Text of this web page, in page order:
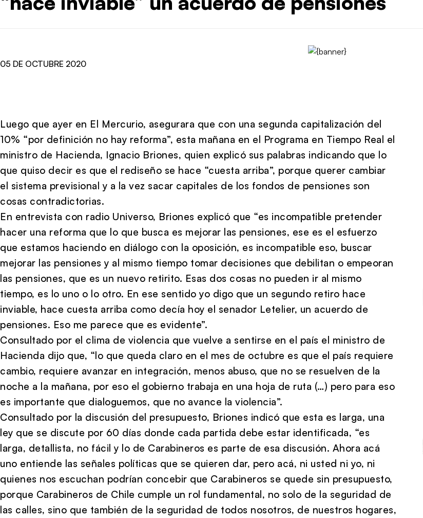
05 DE OCTUBRE 2020
Luego que ayer en El Mercurio, asegurara que con una segunda capitalización del
10% “por definición no hay reforma”, esta mañana en el Programa en Tiempo Real el
ministro de Hacienda, Ignacio Briones, quien explicó sus palabras indicando que lo
que quiso decir es que el rediseño se hace “cuesta arriba”, porque querer cambiar
el sistema previsional y a la vez sacar capitales de los fondos de pensiones son
cosas contradictorias.
En entrevista con radio Universo, Briones explicó que “es incompatible pretender
hacer una reforma que lo que busca es mejorar las pensiones, ese es el esfuerzo
que estamos haciendo en diálogo con la oposición, es incompatible eso, buscar
mejorar las pensiones y al mismo tiempo tomar decisiones que debilitan o empeoran
las pensiones, que es un nuevo retirito. Esas dos cosas no pueden ir al mismo
tiempo, es lo uno o lo otro. En ese sentido yo digo que un segundo retiro hace
inviable, hace cuesta arriba como decía hoy el senador Letelier, un acuerdo de
pensiones. Eso me parece que es evidente”.
Consultado por el clima de violencia que vuelve a sentirse en el país el ministro de
Hacienda dijo que, “lo que queda claro en el mes de octubre es que el país requiere
cambio, requiere avanzar en integración, menos abuso, que no se resuelven de la
noche a la mañana, por eso el gobierno trabaja en una hoja de ruta (…) pero para eso
es importante que dialoguemos, que no avance la violencia”.
Consultado por la discusión del presupuesto, Briones indicó que esta es larga, una
ley que se discute por 60 días donde cada partida debe estar identificada, “es
larga, detallista, no fácil y lo de Carabineros es parte de esa discusión. Ahora acá
uno entiende las señales políticas que se quieren dar, pero acá, ni usted ni yo, ni
quienes nos escuchan podrían concebir que Carabineros se quede sin presupuesto,
porque Carabineros de Chile cumple un rol fundamental, no solo de la seguridad de
las calles, sino que también de la seguridad de todos nosotros, de nuestros hogares,